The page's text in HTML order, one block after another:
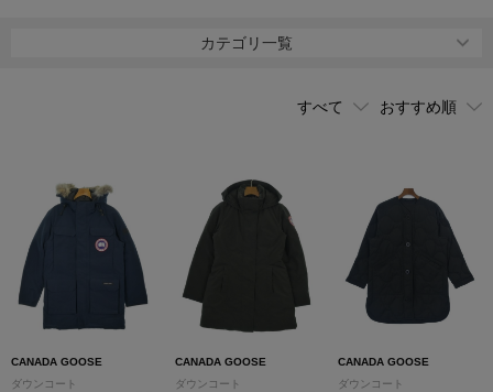
カテゴリ一覧
CANADA GOOSE
ダウンコート
CANADA GOOSE
ダウンコート
CANADA GOOSE
ダウンコート